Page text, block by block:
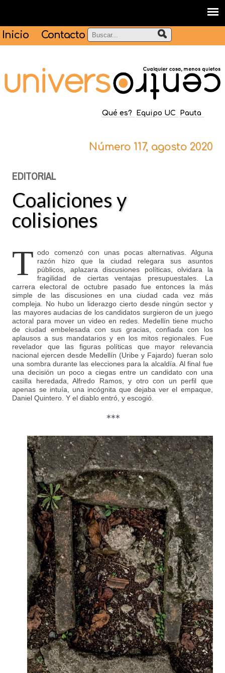
Inicio Contacto
Qué es? Equipo UC Pauta
Número 117, agosto 2020
EDITORIAL
Coaliciones y
colisiones
T odo comenzó con unas pocas alternativas. Alguna
razón hizo que la ciudad relegara sus asuntos
públicos, aplazara discusiones políticas, olvidara la
fragilidad de ciertas ventajas presupuestales. La
carrera electoral de octubre pasado fue entonces la más
simple de las discusiones en una ciudad cada vez más
compleja. No hubo un liderazgo cierto desde ningún sector y
las mayores audacias de los candidatos surgieron de un juego
actoral para mover un video en redes. Medellín tiene mucho
de ciudad embelesada con sus gracias, confiada con los
aplausos a sus mandatarios y en los mitos regionales. Fue
revelador que las figuras políticas que mayor relevancia
nacional ejercen desde Medellín (Uribe y Fajardo) fueran solo
una sombra durante las elecciones para la alcaldía. Al final fue
una decisión un poco a ciegas entre un candidato con una
casilla heredada, Alfredo Ramos, y otro con un perfil que
apenas se intuía, una incógnita que dejaba ver el empaque,
Daniel Quintero. Y el diablo entró, y escogió.
***